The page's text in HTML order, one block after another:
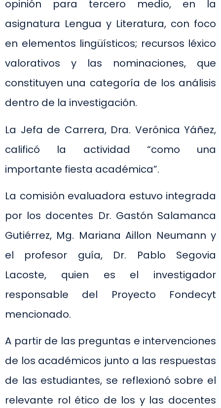
opinión para tercero medio, en la
asignatura Lengua y Literatura, con foco
en elementos lingüísticos; recursos léxico
valorativos y las nominaciones, que
constituyen una categoría de los análisis
dentro de la investigación.
La Jefa de Carrera, Dra. Verónica Yáñez,
calificó la actividad “como una
importante fiesta académica”.
La comisión evaluadora estuvo integrada
por los docentes Dr. Gastón Salamanca
Gutiérrez, Mg. Mariana Aillon Neumann y
el profesor guía, Dr. Pablo Segovia
Lacoste, quien es el investigador
responsable del Proyecto Fondecyt
mencionado.
A partir de las preguntas e intervenciones
de los académicos junto a las respuestas
de las estudiantes, se reflexionó sobre el
relevante rol ético de los y las docentes